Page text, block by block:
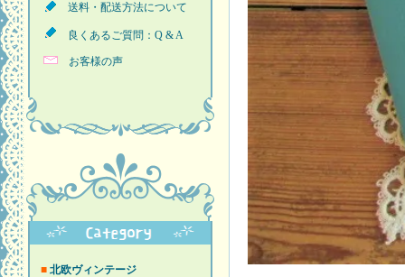
送料・配送方法について
良くあるご質問：Q & A
お客様の声
■ 北欧ヴィンテージ